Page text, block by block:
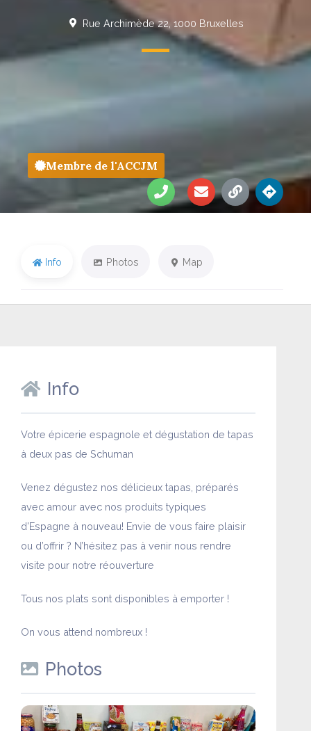
Rue Archimède 22, 1000 Bruxelles
Membre de l'ACCJM
Info Photos Map
Info
Votre épicerie espagnole et dégustation de tapas
à deux pas de Schuman
Venez dégustez nos délicieux tapas, préparés
avec amour avec nos produits typiques
d’Espagne à nouveau! Envie de vous faire plaisir
ou d’offrir ? N’hésitez pas à venir nous rendre
visite pour notre réouverture
Tous nos plats sont disponibles à emporter !
On vous attend nombreux !
Photos